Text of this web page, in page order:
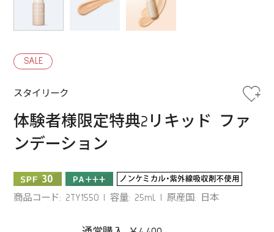
SALE
スタイリーク
体験者様限定特典2リキッド ファ
ンデーション
商品コード: 2TY1550 容量: 25mL 原産国: 日本